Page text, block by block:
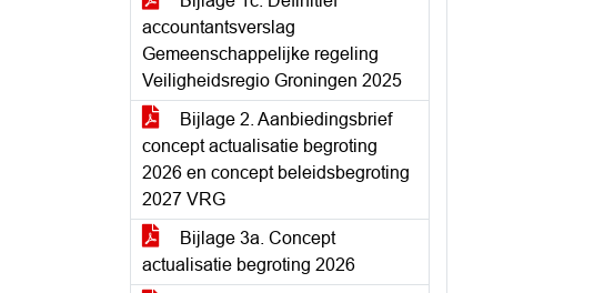
accountantsverslag
Gemeenschappelijke regeling
Veiligheidsregio Groningen 2025
Bijlage 2. Aanbiedingsbrief
concept actualisatie begroting
2026 en concept beleidsbegroting
2027 VRG
Bijlage 3a. Concept
actualisatie begroting 2026